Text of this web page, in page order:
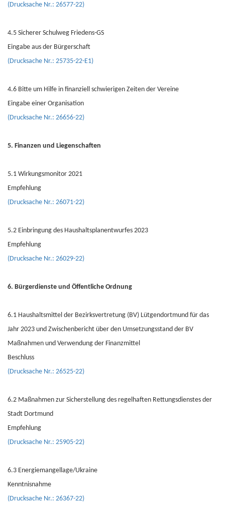
(Drucksache Nr.: 26577-22)
4.5 Sicherer Schulweg Friedens-GS
Eingabe aus der Bürgerschaft
(Drucksache Nr.: 25735-22-E1)
4.6 Bitte um Hilfe in finanziell schwierigen Zeiten der Vereine
Eingabe einer Organisation
(Drucksache Nr.: 26656-22)
5. Finanzen und Liegenschaften
5.1 Wirkungsmonitor 2021
Empfehlung
(Drucksache Nr.: 26071-22)
5.2 Einbringung des Haushaltsplanentwurfes 2023
Empfehlung
(Drucksache Nr.: 26029-22)
6. Bürgerdienste und Öffentliche Ordnung
6.1 Haushaltsmittel der Bezirksvertretung (BV) Lütgendortmund für das
Jahr 2023 und Zwischenbericht über den Umsetzungsstand der BV
Maßnahmen und Verwendung der Finanzmittel
Beschluss
(Drucksache Nr.: 26525-22)
6.2 Maßnahmen zur Sicherstellung des regelhaften Rettungsdienstes der
Stadt Dortmund
Empfehlung
(Drucksache Nr.: 25905-22)
6.3 Energiemangellage/Ukraine
Kenntnisnahme
(Drucksache Nr.: 26367-22)